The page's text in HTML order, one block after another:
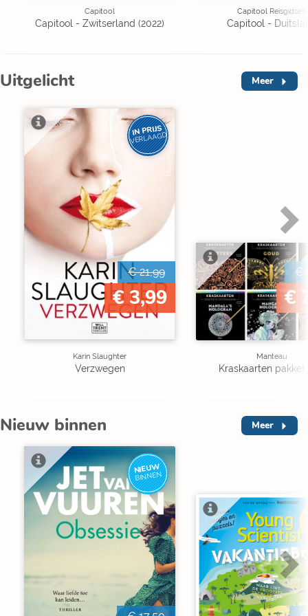
Capitool
Capitool - Zwitserland (2022)
Capitool Reisgidsen
Capitool -
Uitgelicht Meer
IN PRIJS
VERLAAGD
€ 21,99
€ 3,99
Karin Slaughter
Verzwegen
€
€
Manteau
Kraskaarten pakket
Nieuw binnen Meer
NIEUW
BINNEN